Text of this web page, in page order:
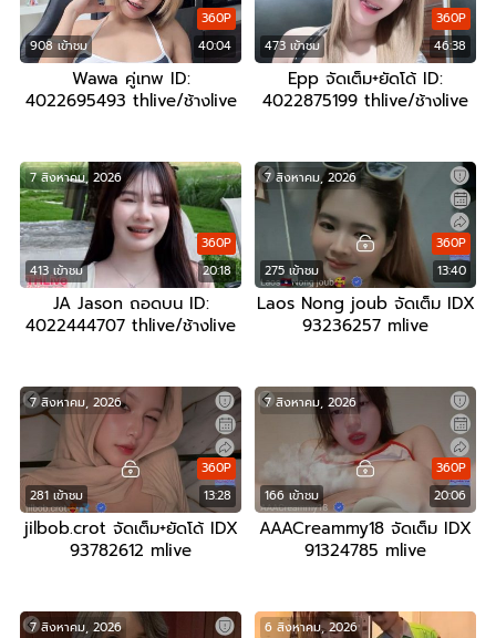
908 เข้าชม 40:04
360P
Wawa คู่เทพ ID:
4022695493 thlive/ช้างlive
473 เข้าชม 46:38
360P
Epp จัดเต็ม+ยัดโด้ ID:
4022875199 thlive/ช้างlive
413 เข้าชม 20:18
360P
7 สิงหาคม, 2026
JA Jason ถอดบน ID:
4022444707 thlive/ช้างlive
275 เข้าชม 13:40
360P
7 สิงหาคม, 2026
Laos Nong joub จัดเต็ม IDX
93236257 mlive
281 เข้าชม 13:28
360P
7 สิงหาคม, 2026
jilbob.crot จัดเต็ม+ยัดโด้ IDX
93782612 mlive
166 เข้าชม 20:06
360P
7 สิงหาคม, 2026
AAACreammy18 จัดเต็ม IDX
91324785 mlive
7 สิงหาคม, 2026 6 สิงหาคม, 2026